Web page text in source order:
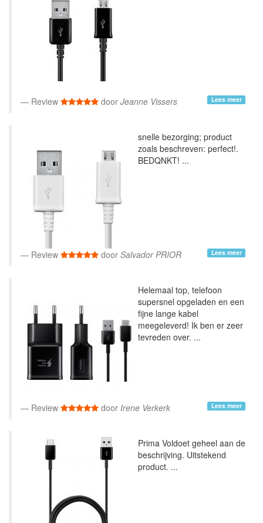
Review door Jeanne Vissers Lees meer
snelle bezorging; product
zoals beschreven: perfect!.
BEDQNKT! ...
Review door Salvador PRIOR Lees meer
Helemaal top, telefoon
supersnel opgeladen en een
fijne lange kabel
meegeleverd! Ik ben er zeer
tevreden over. ...
Review door Irene Verkerk Lees meer
Prima Voldoet geheel aan de
beschrijving. Uitstekend
product. ...